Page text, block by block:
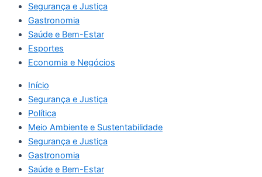
Segurança e Justiça
Gastronomia
Saúde e Bem-Estar
Esportes
Economia e Negócios
Início
Segurança e Justiça
Política
Meio Ambiente e Sustentabilidade
Segurança e Justiça
Gastronomia
Saúde e Bem-Estar